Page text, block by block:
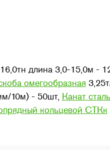
длина 3,0-15,0м -
омегообразная
10м) - 50шт, Канат
кольцевой СТКк